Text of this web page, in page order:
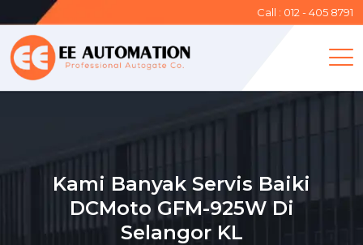
Call : 012 - 405 8791
Kami Banyak Servis Baiki
DCMoto GFM-925W Di
Selangor KL